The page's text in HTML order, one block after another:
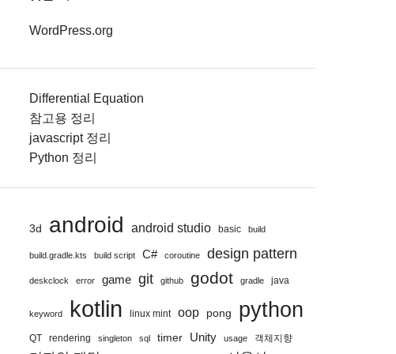
WordPress.org
Differential Equation
참고용 정리
javascript 정리
Python 정리
3d android android studio basic build
build.gradle.kts build script C# coroutine design pattern
deskclock error game git github godot gradle java
keyword kotlin linux mint oop pong python
QT rendering singleton sql timer Unity usage 객체지향